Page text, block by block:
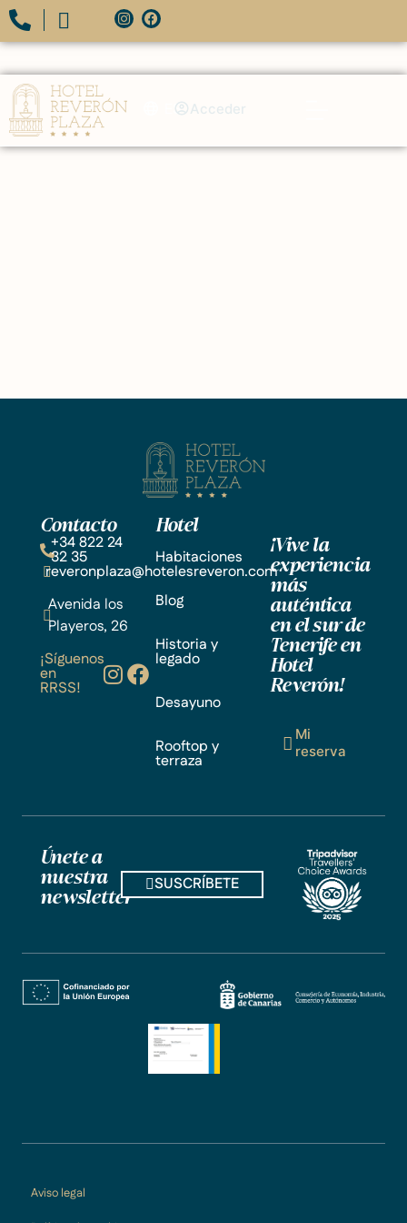
ES Acceder
Contacto
+34 822 24
32 35
reveronplaza@hotelesreveron.com
Avenida los
Playeros, 26
¡Síguenos
en
RRSS!
Hotel
Habitaciones
Blog
Historia y
legado
Desayuno
Rooftop y
terraza
¡Vive la
experiencia
más
auténtica
en el sur de
Tenerife en
Hotel
Reverón!
Mi
reserva
Únete a
nuestra
newsletter
SUSCRÍBETE
Aviso legal